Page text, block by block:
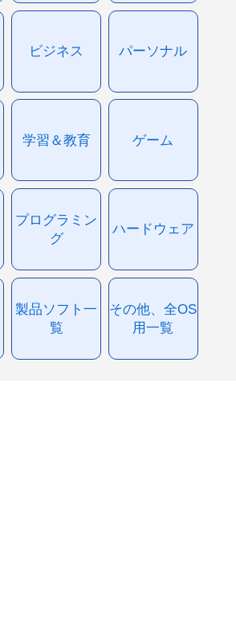
ビジネス パーソナル
学習＆教育 ゲーム
プログラミン
グ
ハードウェア
製品ソフト一
覧
その他、全OS
用一覧